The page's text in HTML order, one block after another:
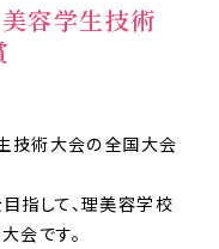
容学生技術
生技術大会の全国大会
指して、理美容学校
会です。